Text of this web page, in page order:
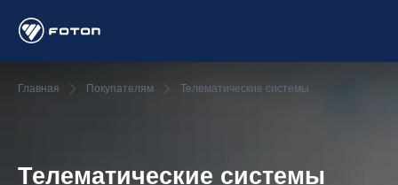
Главная Покупателям Телематические системы
Телематические системы